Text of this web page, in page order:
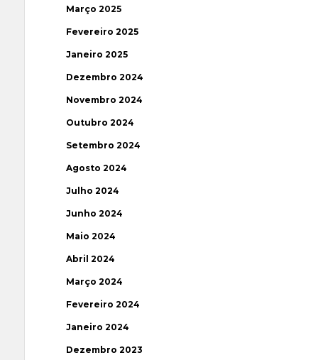
Março 2025
Fevereiro 2025
Janeiro 2025
Dezembro 2024
Novembro 2024
Outubro 2024
Setembro 2024
Agosto 2024
Julho 2024
Junho 2024
Maio 2024
Abril 2024
Março 2024
Fevereiro 2024
Janeiro 2024
Dezembro 2023